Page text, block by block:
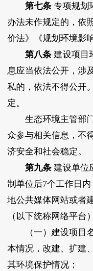
第七条专项规划
办法未作规定的，依
价法》《规划环境影
第八条建设项目
息应当依法公开，涉
私的，依法不得公开
定。
生态环境主管部门
众参与相关信息，不
济安全和社会稳定。
第九条建设单位
制单位后7个工作日
地公共媒体网站或者
（以下统称网络平台
（一）建设项目名
本情况，改建、扩建
其环境保护情况；